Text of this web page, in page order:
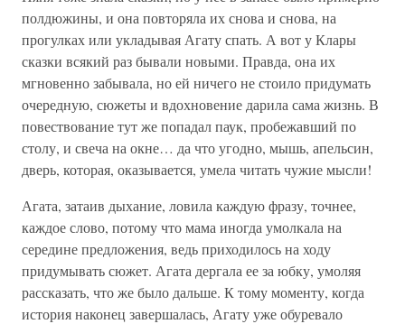
полдюжины, и она повторяла их снова и снова, на
прогулках или укладывая Агату спать. А вот у Клары
сказки всякий раз бывали новыми. Правда, она их
мгновенно забывала, но ей ничего не стоило придумать
очередную, сюжеты и вдохновение дарила сама жизнь. В
повествование тут же попадал паук, пробежавший по
столу, и свеча на окне… да что угодно, мышь, апельсин,
дверь, которая, оказывается, умела читать чужие мысли!
Агата, затаив дыхание, ловила каждую фразу, точнее,
каждое слово, потому что мама иногда умолкала на
середине предложения, ведь приходилось на ходу
придумывать сюжет. Агата дергала ее за юбку, умоляя
рассказать, что же было дальше. К тому моменту, когда
история наконец завершалась, Агату уже обуревало